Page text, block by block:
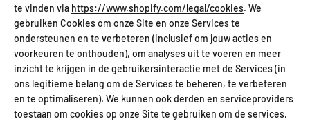
te vinden via https://www.shopify.com/legal/cookies. We
gebruiken Cookies om onze Site en onze Services te
ondersteunen en te verbeteren (inclusief om jouw acties en
voorkeuren te onthouden), om analyses uit te voeren en meer
inzicht te krijgen in de gebruikersinteractie met de Services (in
ons legitieme belang om de Services te beheren, te verbeteren
en te optimaliseren). We kunnen ook derden en serviceproviders
toestaan om cookies op onze Site te gebruiken om de services,